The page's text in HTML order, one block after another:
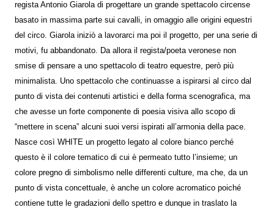
regista Antonio Giarola di progettare un grande spettacolo circense
basato in massima parte sui cavalli, in omaggio alle origini equestri
del circo. Giarola iniziò a lavorarci ma poi il progetto, per una serie di
motivi, fu abbandonato. Da allora il regista/poeta veronese non
smise di pensare a uno spettacolo di teatro equestre, però più
minimalista. Uno spettacolo che continuasse a ispirarsi al circo dal
punto di vista dei contenuti artistici e della forma scenografica, ma
che avesse un forte componente di poesia visiva allo scopo di
“mettere in scena” alcuni suoi versi ispirati all’armonia della pace.
Nasce così WHITE un progetto legato al colore bianco perché
questo è il colore tematico di cui è permeato tutto l’insieme; un
colore pregno di simbolismo nelle differenti culture, ma che, da un
punto di vista concettuale, è anche un colore acromatico poiché
contiene tutte le gradazioni dello spettro e dunque in traslato la